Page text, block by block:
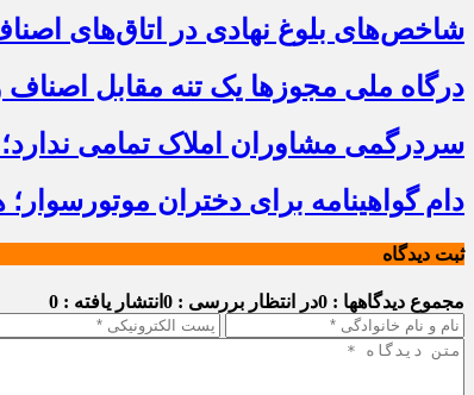
شاخص‌های بلوغ نهادی در اتاق‌های
درگاه ملی مجوزها یک تنه مقابل
سردرگمی مشاوران املاک تمامی
دام گواهینامه برای دختران
ثبت دیدگاه
مجموع دیدگاهها : 0 در انتظار بررسی : 0 انتشار یافته : 0